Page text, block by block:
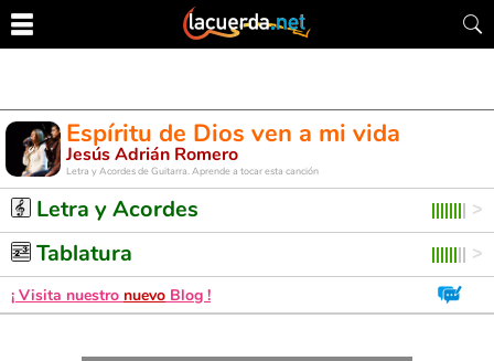
Espíritu de Dios ven a mi vida
Jesús Adrián Romero
Letra y Acordes de Guitarra. Aprende a tocar esta canción
Letra y Acordes
Tablatura
¡ Visita nuestro nuevo Blog !